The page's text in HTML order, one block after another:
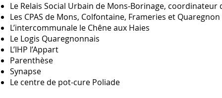
Le Relais Social Urbain de Mons-Borinage, coordinateur
Les CPAS de Mons, Colfontaine, Frameries et Quaregnon
L’intercommunale le Chêne aux Haies
Le Logis Quaregnonnais
L’IHP l’Appart
Parenthèse
Synapse
Le centre de pot-cure Poliade